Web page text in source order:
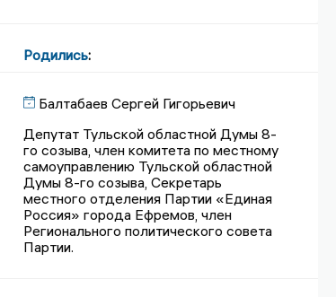
Родились:
Балтабаев Сергей Гигорьевич
Депутат Тульской областной Думы 8-
го созыва, член комитета по местному
самоуправлению Тульской областной
Думы 8-го созыва, Секретарь
местного отделения Партии «Единая
Россия» города Ефремов, член
Регионального политического совета
Партии.